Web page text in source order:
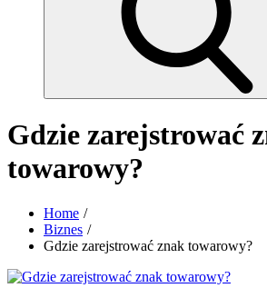
Gdzie zarejstrować
towarowy?
Home
Biznes
Gdzie zarejstrować znak towarowy?